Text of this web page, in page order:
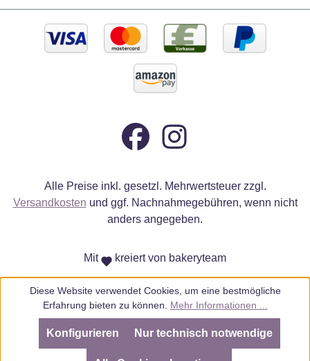
Alle Preise inkl. gesetzl. Mehrwertsteuer zzgl.
Versandkosten und ggf. Nachnahmegebühren, wenn nicht
anders angegeben.
Mit kreiert von bakeryteam
Diese Website verwendet Cookies, um eine bestmögliche
Erfahrung bieten zu können. Mehr Informationen ...
Nur technisch notwendige
Konfigurieren
SEHR GUT